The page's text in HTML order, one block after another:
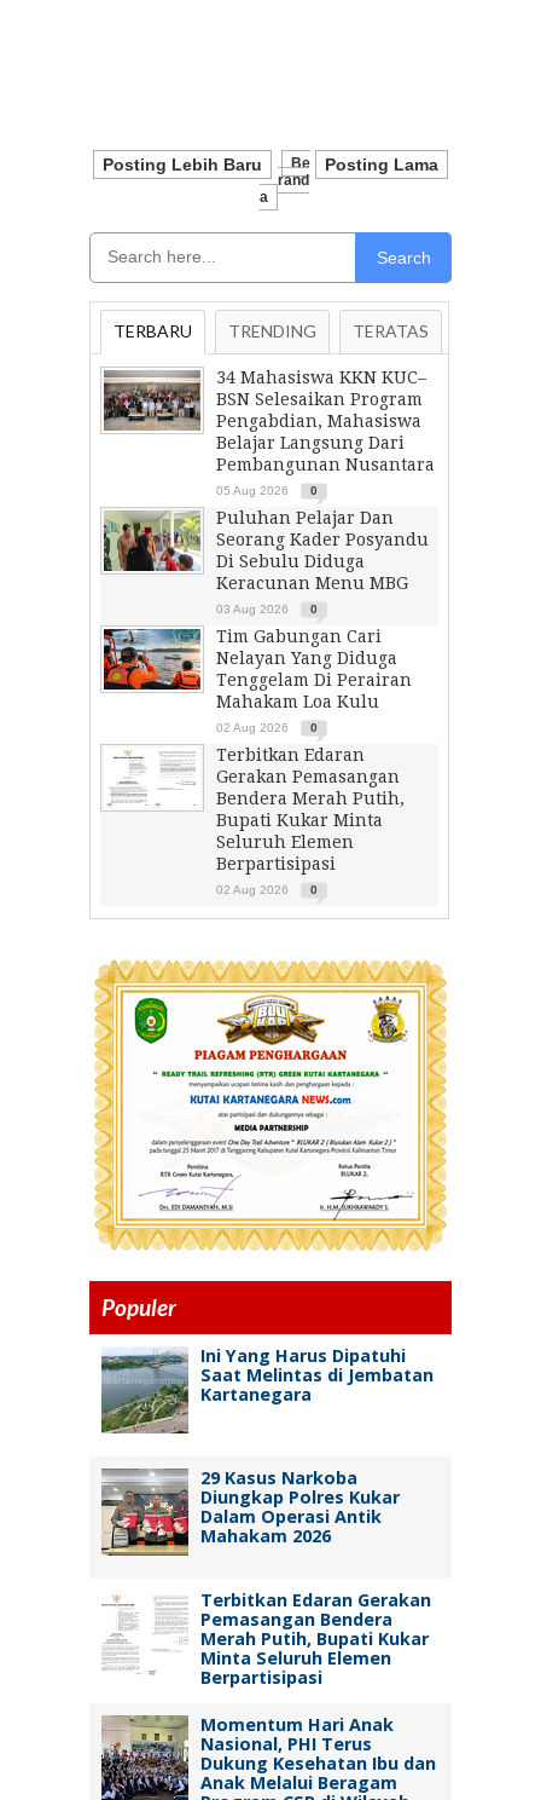
Posting Lebih Baru Posting Lama
Be
Rand
A
Search
TERBARU TRENDING TERATAS
34 Mahasiswa KKN KUC–
BSN Selesaikan Program
Pengabdian, Mahasiswa
Belajar Langsung Dari
Pembangunan Nusantara
05 Aug 2026 0
Puluhan Pelajar Dan
Seorang Kader Posyandu
Di Sebulu Diduga
Keracunan Menu MBG
03 Aug 2026 0
Tim Gabungan Cari
Nelayan Yang Diduga
Tenggelam Di Perairan
Mahakam Loa Kulu
02 Aug 2026 0
Terbitkan Edaran
Gerakan Pemasangan
Bendera Merah Putih,
Bupati Kukar Minta
Seluruh Elemen
Berpartisipasi
02 Aug 2026 0
Populer
Ini Yang Harus Dipatuhi
Saat Melintas di Jembatan
Kartanegara
29 Kasus Narkoba
Diungkap Polres Kukar
Dalam Operasi Antik
Mahakam 2026
Terbitkan Edaran Gerakan
Pemasangan Bendera
Merah Putih, Bupati Kukar
Minta Seluruh Elemen
Berpartisipasi
Momentum Hari Anak
Nasional, PHI Terus
Dukung Kesehatan Ibu dan
Anak Melalui Beragam